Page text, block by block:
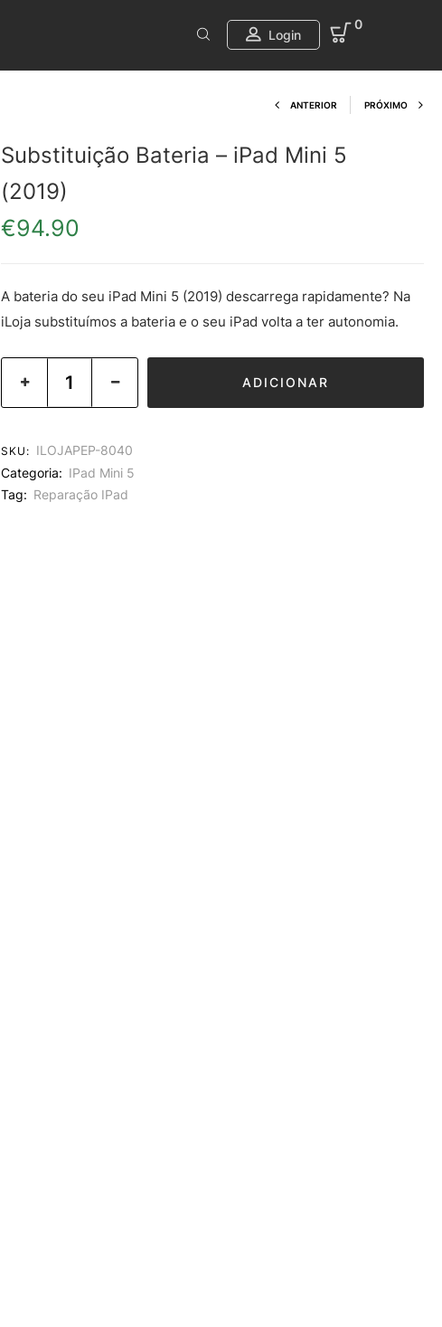
Login
0
Product
ANTERIOR PRÓXIMO
Substituição Bateria – iPad Mini 5
(2019)
€94.90
A bateria do seu iPad Mini 5 (2019) descarrega rapidamente? Na
iLoja substituímos a bateria e o seu iPad volta a ter autonomia.
ADICIONAR
SKU: ILOJAPEP-8040
Categoria: IPad Mini 5
Tag: Reparação IPad